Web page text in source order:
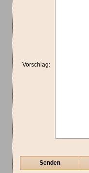
Vorschlag:
Senden